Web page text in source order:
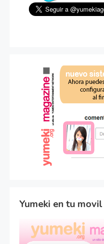
Yumeki en tu movil